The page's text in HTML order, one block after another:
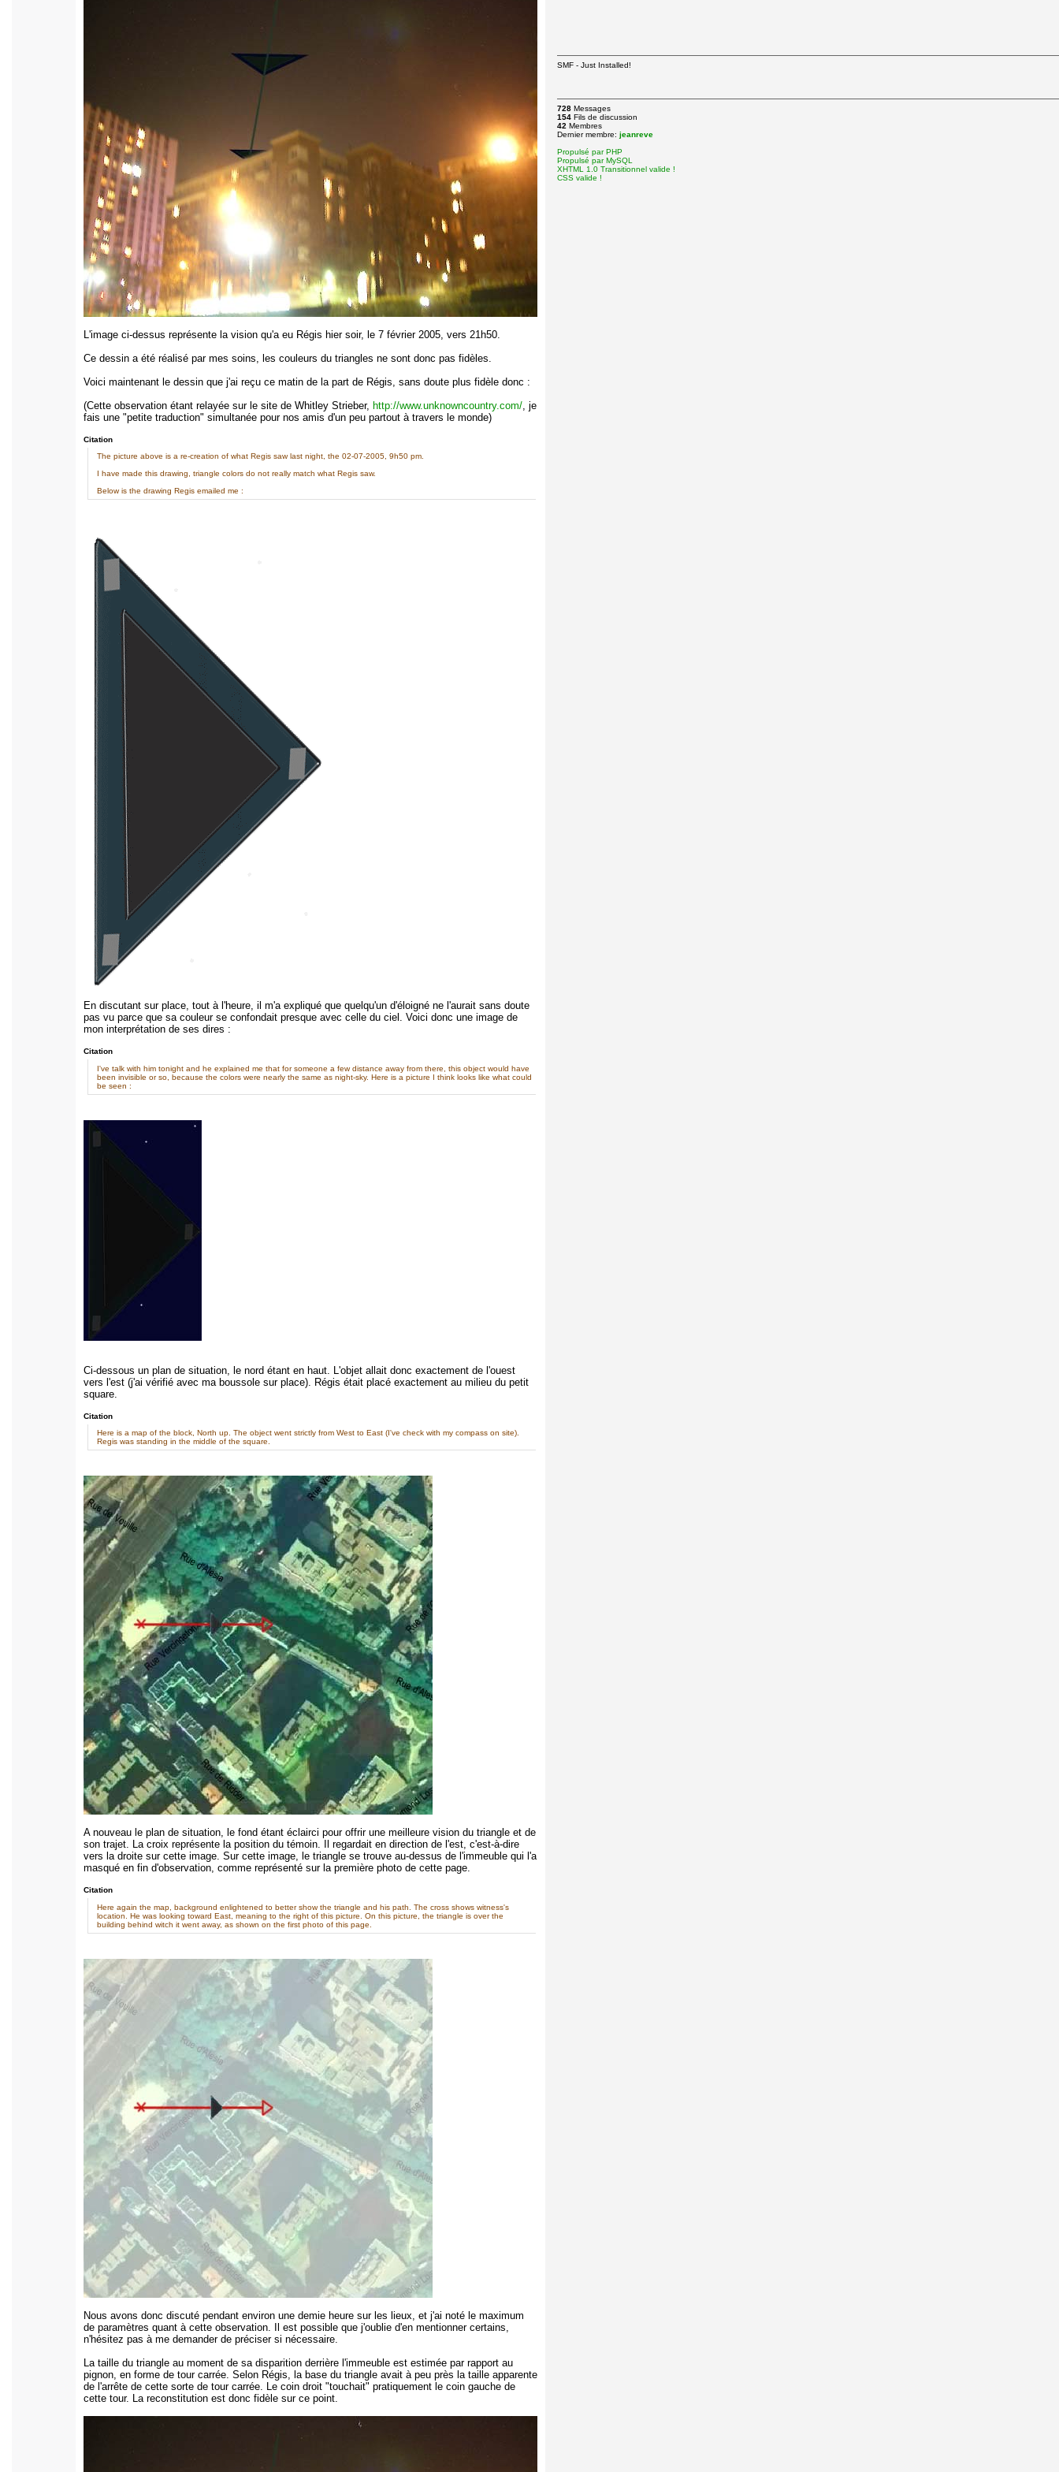
L'image ci-dessus représente la vision qu'a eu Régis hier soir, le 7 février 2005, vers 21h50.
Ce dessin a été réalisé par mes soins, les couleurs du triangles ne sont donc pas fidèles.
Voici maintenant le dessin que j'ai reçu ce matin de la part de Régis, sans doute plus fidèle donc :
(Cette observation étant relayée sur le site de Whitley Strieber, http://www.unknowncountry.com/ , je
fais une "petite traduction" simultanée pour nos amis d'un peu partout à travers le monde)
Citation
The picture above is a re-creation of what Regis saw last night, the 02-07-2005, 9h50 pm.
I have made this drawing, triangle colors do not really match what Regis saw.
Below is the drawing Regis emailed me :
En discutant sur place, tout à l'heure, il m'a expliqué que quelqu'un d'éloigné ne l'aurait sans doute
pas vu parce que sa couleur se confondait presque avec celle du ciel. Voici donc une image de
mon interprétation de ses dires :
Citation
I've talk with him tonight and he explained me that for someone a few distance away from there, this object would have
been invisible or so, because the colors were nearly the same as night-sky. Here is a picture I think looks like what could
be seen :
Ci-dessous un plan de situation, le nord étant en haut. L'objet allait donc exactement de l'ouest
vers l'est (j'ai vérifié avec ma boussole sur place). Régis était placé exactement au milieu du petit
square.
Citation
Here is a map of the block, North up. The object went strictly from West to East (I've check with my compass on site).
Regis was standing in the middle of the square.
A nouveau le plan de situation, le fond étant éclairci pour offrir une meilleure vision du triangle et de
son trajet. La croix représente la position du témoin. Il regardait en direction de l'est, c'est-à-dire
vers la droite sur cette image. Sur cette image, le triangle se trouve au-dessus de l'immeuble qui l'a
masqué en fin d'observation, comme représenté sur la première photo de cette page.
Citation
Here again the map, background enlightened to better show the triangle and his path. The cross shows witness's
location. He was looking toward East, meaning to the right of this picture. On this picture, the triangle is over the
building behind witch it went away, as shown on the first photo of this page.
Nous avons donc discuté pendant environ une demie heure sur les lieux, et j'ai noté le maximum
de paramètres quant à cette observation. Il est possible que j'oublie d'en mentionner certains,
n'hésitez pas à me demander de préciser si nécessaire.
La taille du triangle au moment de sa disparition derrière l'immeuble est estimée par rapport au
pignon, en forme de tour carrée. Selon Régis, la base du triangle avait à peu près la taille apparente
de l'arrête de cette sorte de tour carrée. Le coin droit "touchait" pratiquement le coin gauche de
cette tour. La reconstitution est donc fidèle sur ce point.
SMF - Just Installed!
728 Messages
154 Fils de discussion
42 Membres
Dernier membre: jeanreve
Propulsé par PHP
Propulsé par MySQL
XHTML 1.0 Transitionnel valide !
CSS valide !